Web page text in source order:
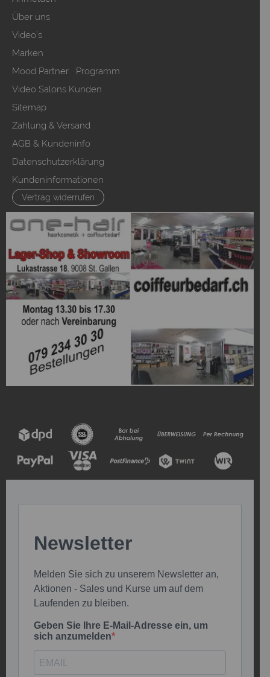
Über uns
Video`s
Marken
Mood Partner Programm
Video Salons Kunden
Sitemap
Zahlung & Versand
AGB & Kundeninfo
Datenschutzerklärung
Kundeninformationen
Vertrag widerrufen